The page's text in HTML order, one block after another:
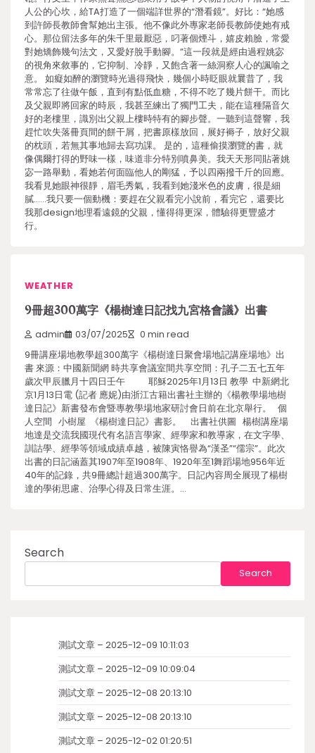
人公的心坎，給TA打造了一個端詳世界的“潛看鏡”。好比：“她感
到許師長教師會幫她出主張。他不像此外專家老師長教師使她有戒
心。那位留法多年的朱千里最厭惡，叼著個煙斗，嬉皮賴臉，常愛
對她矯飾幾句法文，又愛好脫手動腳。”這一段就是經由過程姚宓
的視角來敘事的，它抑制、冷靜，又飽含著一絲洞察人心的諷喻之
意。 如癡如醉的瀏覽時光過得飛快，幾個小時眨眼就曩昔了，我
常常忘了往做午飯，直到有點低血糖，不得不吃了幾片餅干。而比
及父親即將回家的時辰，我甚至練出了獨門工夫，能在這種隔音欠
好的老樓里，識別出父親上樓時特有的腳步聲。一聽到這聲響，我
趕忙吹失落冊頁間的餅干屑，把書原樣放回，展好褥子，放好父親
的枕頭，若無其事地歸去寫功課。 是的，這種偷摸瀏覽的書，就
像偶爾打得的野味一樣，味道非分特別噴鼻美。我天天形同貼著姚
宓一路舉動，看她若何面臨他人的剛猛，予以四兩撥千斤的回應。
我看見她眼神很靜，眉毛秀氣，我看到她淺米色的皮膚，很是細
膩……我只要一個動機：要趕在父親看完小說前，看完它，還要比
我那design地理看遠鏡的父親，懂得得更深，體驗得更豐盛才
行。
WEATHER
9冊超300萬字《楊樹達日記找九宮格會議》出書
admin 03/07/2025 0 min read
9冊講座場地教學超300萬字《楊樹達日聚會場地記講座場地》出
書 來源：中國新聞網 時共享會議室間共享空間：孔子二五七五年
歲次甲辰臘月十四日壬午 耶穌2025年1月13日 教學 中新網北
京1月13日電 (記者 應妮)由浙江古籍出書社主辦的《楊教學場地樹
達日記》新書發布會暨專教學場地家研討會日前在北京舉行。 個
人空間 小樹屋 《楊樹達日記》書影。 出書社供圖 楊樹講座場
地達是交流我國現代有名語言學家、經學家和教導家，在文字學、
訓詁學、經學等領域成績卓越，被陳寅恪譽為“漢圣”“儒宗”。此次
出書的日記涵蓋其1907年至1908年、1920年至1舞蹈場地956年近
40年的記錄，共9冊總計超過300萬字。日記內容周全展現了楊樹
達的學術思慮、治學心得及日常生涯。…
Search
Search
測試文章 – 2025-12-09 10:11:03
測試文章 – 2025-12-09 10:09:04
測試文章 – 2025-12-08 20:13:10
測試文章 – 2025-12-08 20:13:10
測試文章 – 2025-12-02 01:20:51